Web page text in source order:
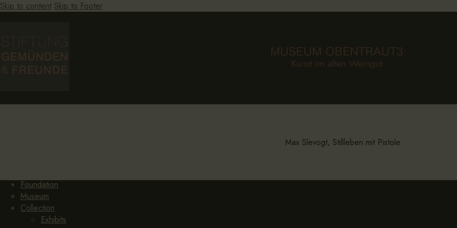
Skip to content Skip to Footer
Max Slevogt, Stillleben mit Pistole
Foundation
Museum
Collection
Exhibits